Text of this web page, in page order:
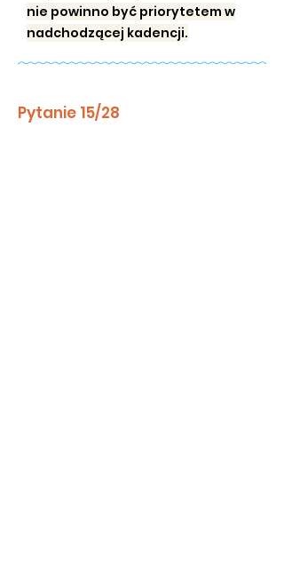
nie powinno być priorytetem w
nadchodzącej kadencji.
Pytanie 15/28